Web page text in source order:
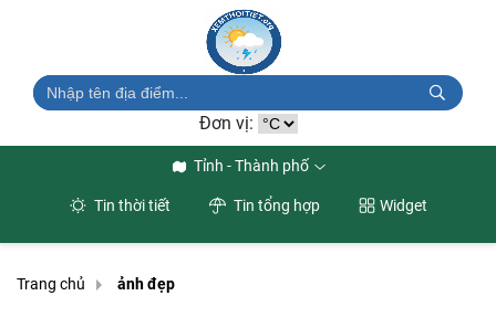
Đơn vị:
Tỉnh - Thành phố
Tin thời tiết Tin tổng hợp Widget
Trang chủ ảnh đẹp